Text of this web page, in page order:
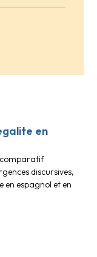
en
comparatif
discursives,
en espagnol et en